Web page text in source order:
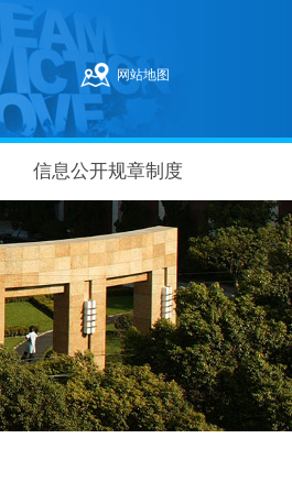
网站地图
信息公开规章制度